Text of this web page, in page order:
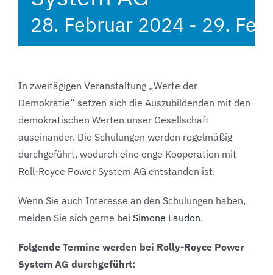
28. Februar 2024 - 29.
In zweitägigen Veranstaltung „Werte der
Demokratie“ setzen sich die Auszubildenden mit den
demokratischen Werten unser Gesellschaft
auseinander. Die Schulungen werden regelmäßig
durchgeführt, wodurch eine enge Kooperation mit
Roll-Royce Power System AG entstanden ist.
Wenn Sie auch Interesse an den Schulungen haben,
melden Sie sich gerne bei Simone Laudon.
Folgende Termine werden bei Rolly-Royce Power
System AG durchgeführt: